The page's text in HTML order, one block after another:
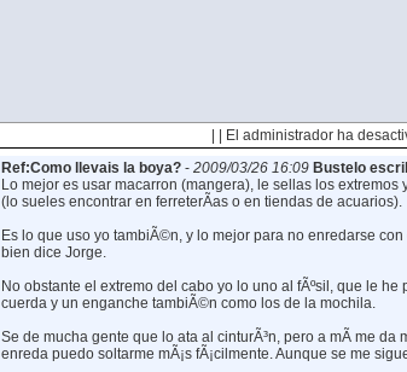
| | El administrador ha
Ref:Como llevais la boya?- 2009/03/26 16:09 Bustelo
Lo mejor es usar macarron (mangera), le sellas los extremos
(lo sueles encontrar en ferreterÃ­as o en tiendas de acuarios).
Es lo que uso yo tambiÃ©n, y lo mejor para no enredarse
bien dice Jorge.
No obstante el extremo del cabo yo lo uno al fÃºsil, que le
cuerda y un enganche tambiÃ©n como los de la mochila.
Se de mucha gente que lo ata al cinturÃ³n, pero a mÃ­ me da
enreda puedo soltarme mÃ¡s fÃ¡cilmente. Aunque se me